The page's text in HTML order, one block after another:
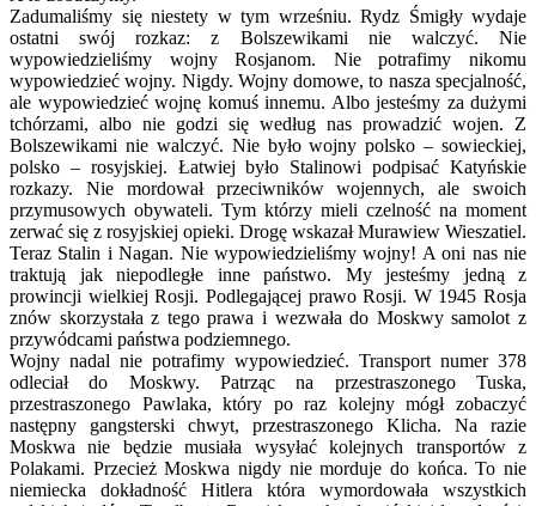
Zadumaliśmy się niestety w tym wrześniu. Rydz Śmigły wydaje
ostatni swój rozkaz: z Bolszewikami nie walczyć. Nie
wypowiedzieliśmy wojny Rosjanom. Nie potrafimy nikomu
wypowiedzieć wojny. Nigdy. Wojny domowe, to nasza specjalność,
ale wypowiedzieć wojnę komuś innemu. Albo jesteśmy za dużymi
tchórzami, albo nie godzi się według nas prowadzić wojen. Z
Bolszewikami nie walczyć. Nie było wojny polsko – sowieckiej,
polsko – rosyjskiej. Łatwiej było Stalinowi podpisać Katyńskie
rozkazy. Nie mordował przeciwników wojennych, ale swoich
przymusowych obywateli. Tym którzy mieli czelność na moment
zerwać się z rosyjskiej opieki. Drogę wskazał Murawiew Wieszatiel.
Teraz Stalin i Nagan. Nie wypowiedzieliśmy wojny! A oni nas nie
traktują jak niepodległe inne państwo. My jesteśmy jedną z
prowincji wielkiej Rosji. Podlegającej prawo Rosji. W 1945 Rosja
znów skorzystała z tego prawa i wezwała do Moskwy samolot z
przywódcami państwa podziemnego.
Wojny nadal nie potrafimy wypowiedzieć. Transport numer 378
odleciał do Moskwy. Patrząc na przestraszonego Tuska,
przestraszonego Pawlaka, który po raz kolejny mógł zobaczyć
następny gangsterski chwyt, przestraszonego Klicha. Na razie
Moskwa nie będzie musiała wysyłać kolejnych transportów z
Polakami. Przecież Moskwa nigdy nie morduje do końca. To nie
niemiecka dokładność Hitlera która wymordowała wszystkich